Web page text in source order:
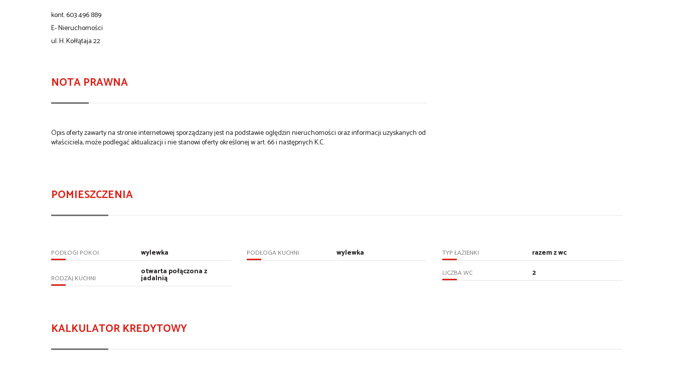
kont. 603 496 889
E- Nieruchomości
ul. H. Kołłątaja 22
NOTA PRAWNA
Opis oferty zawarty na stronie internetowej sporządzany jest na podstawie oględzin nieruchomości oraz informacji uzyskanych od
właściciela, może podlegać aktualizacji i nie stanowi oferty określonej w art. 66 i następnych K.C.
POMIESZCZENIA
PODŁOGI POKOI wylewka
RODZAJ KUCHNI
otwarta połączona z
jadalnią
PODŁOGA KUCHNI wylewka TYP ŁAZIENKI razem z wc
LICZBA WC 2
KALKULATOR KREDYTOWY